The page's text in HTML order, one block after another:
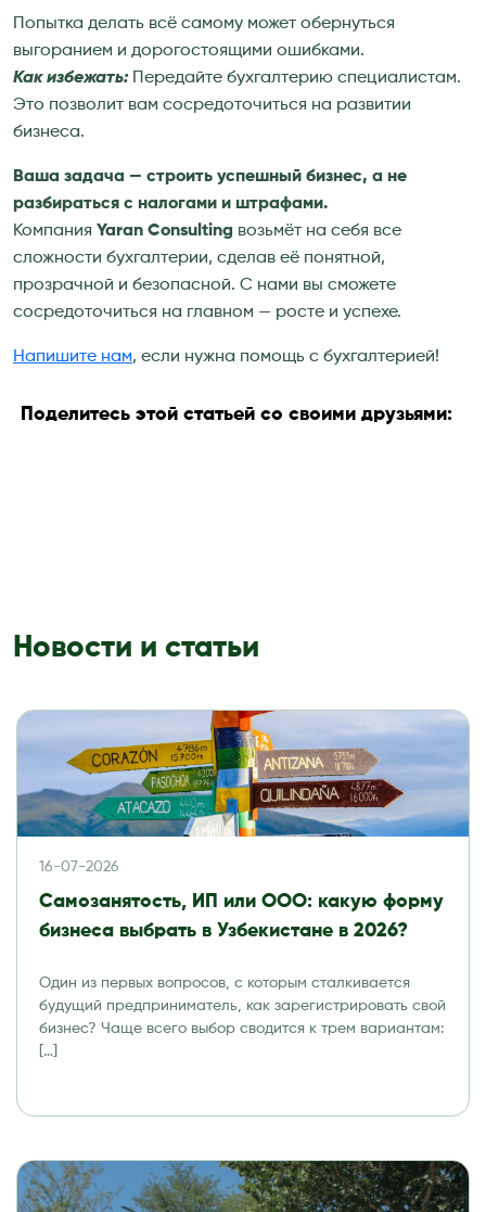
Попытка делать всё самому может обернуться
выгоранием и дорогостоящими ошибками.
Как избежать:
Передайте бухгалтерию специалистам.
Это позволит вам сосредоточиться на развитии
бизнеса.
Ваша задача — строить успешный бизнес, а не
разбираться с налогами и штрафами.
Компания Yaran Consulting возьмёт на себя все
сложности бухгалтерии, сделав её понятной,
прозрачной и безопасной. С нами вы сможете
сосредоточиться на главном — росте и успехе.
Напишите нам, если нужна помощь с бухгалтерией!
Поделитесь этой статьей со своими друзьями:
Новости и статьи
16-07-2026
Самозанятость, ИП или ООО: какую форму
бизнеса выбрать в Узбекистане в 2026?
Один из первых вопросов, с которым сталкивается
будущий предприниматель, как зарегистрировать свой
бизнес? Чаще всего выбор сводится к трем вариантам:
[…]